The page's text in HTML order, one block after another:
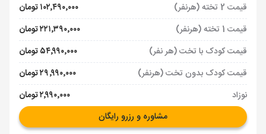
قیمت 2 تخته (هرنفر)
۱۰۲٬۴۹۰٬۰۰۰ تومان
قیمت 1 تخته (هرنفر)
۲۲۱٬۳۹۰٬۰۰۰ تومان
قیمت کودک با تخت (هر نفر)
۵۴٬۹۹۰٬۰۰۰ تومان
قیمت کودک بدون تخت (هرنفر)
۲۹٬۹۹۰٬۰۰۰ تومان
نوزاد
۲٬۹۹۰٬۰۰۰ تومان
مشاوره و رزرو رایگان